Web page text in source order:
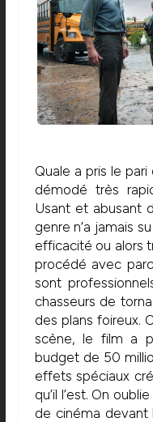
Quale a pris le pari
démodé très
Usant et abusant
genre n’a jamais
efficacité ou alors
procédé avec
sont
chasseurs de
des plans foireux.
scène, le film a
budget de 50
effets spéciaux
qu’il l’est. On
de cinéma devant